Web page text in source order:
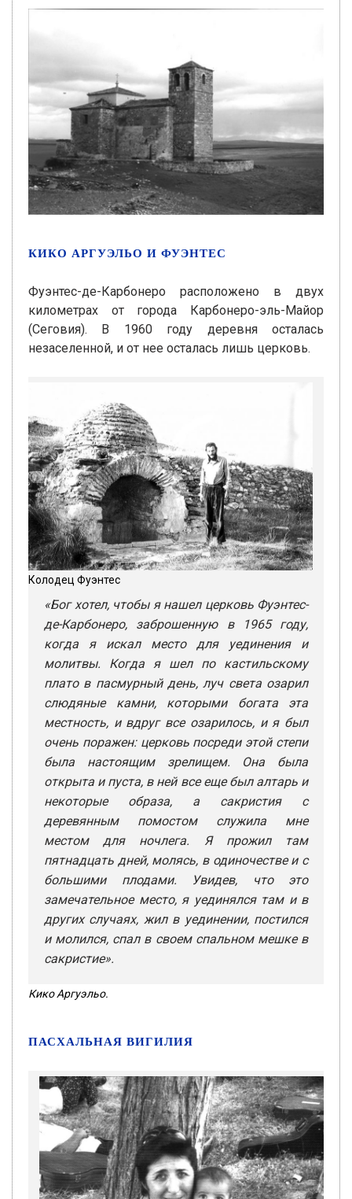
КИКО АРГУЭЛЬО И ФУЭНТЕС
Фуэнтес-де-Карбонеро расположено в двух
километрах от города Карбонеро-эль-Майор
(Сеговия). В 1960 году деревня осталась
незаселенной, и от нее осталась лишь церковь.
Колодец Фуэнтес
«Бог хотел, чтобы я нашел церковь Фуэнтес-
де-Карбонеро, заброшенную в 1965 году,
когда я искал место для уединения и
молитвы. Когда я шел по кастильскому
плато в пасмурный день, луч света озарил
слюдяные камни, которыми богата эта
местность, и вдруг все озарилось, и я был
очень поражен: церковь посреди этой степи
была настоящим зрелищем. Она была
открыта и пуста, в ней все еще был алтарь и
некоторые образа, а сакристия с
деревянным помостом служила мне
местом для ночлега. Я прожил там
пятнадцать дней, молясь, в одиночестве и с
большими плодами. Увидев, что это
замечательное место, я уединялся там и в
других случаях, жил в уединении, постился
и молился, спал в своем спальном мешке в
сакристие».
Кико Аргуэльо.
ПАСХАЛЬНАЯ ВИГИЛИЯ